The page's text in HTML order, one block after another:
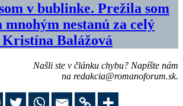
v bublinke. Prežila som
mnohým nestanú za celý
Balážová
Našli ste v článku chybu? Napíšte nám
na redakcia@romanoforum.sk.